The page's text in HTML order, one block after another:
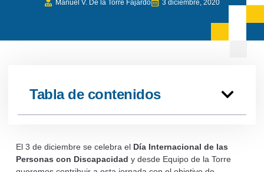
Manuel V. De la Torre Fajardo 3 diciembre, 2020
Tabla de contenidos
El 3 de diciembre se celebra el Día Internacional de las
Personas con Discapacidad y desde Equipo de la Torre